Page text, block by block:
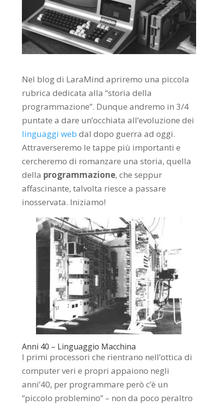
Nel blog di LaraMind apriremo una piccola
rubrica dedicata alla “storia della
programmazione”. Dunque andremo in 3/4
puntate a dare un’occhiata all’evoluzione dei
linguaggi web dal dopo guerra ad oggi.
Attraverseremo le tappe più importanti e
cercheremo di romanzare una storia, quella
della programmazione, che seppur
affascinante, talvolta riesce a passare
inosservata. Iniziamo!
Anni 40 – Linguaggio Macchina
I primi processori che rientrano nell’ottica di
computer veri e propri appaiono negli
anni’40, per programmare però c’è un
“piccolo problemino” – non da poco peraltro